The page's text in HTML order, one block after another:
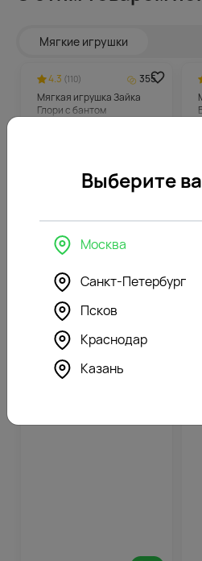
Мягкие игрушки
4.3 (110)
355
Мягкая игрушка Зайка
Глори с бантом
7082
Похожие товары
4.6(185)
Выберите
Москва
Санкт-Петербург
Псков
Краснодар
Казань